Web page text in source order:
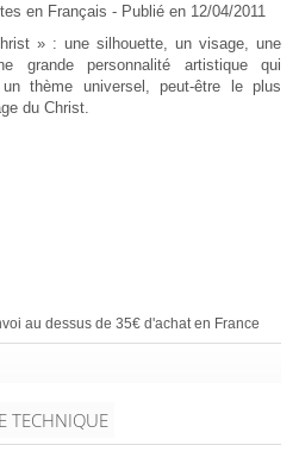
en Français - Publié en 12/04/2011
» : une silhouette, un visage, une
grande personnalité artistique qui
thème universel, peut-être le plus
du Christ.
au dessus de 35€ d'achat en France
TECHNIQUE